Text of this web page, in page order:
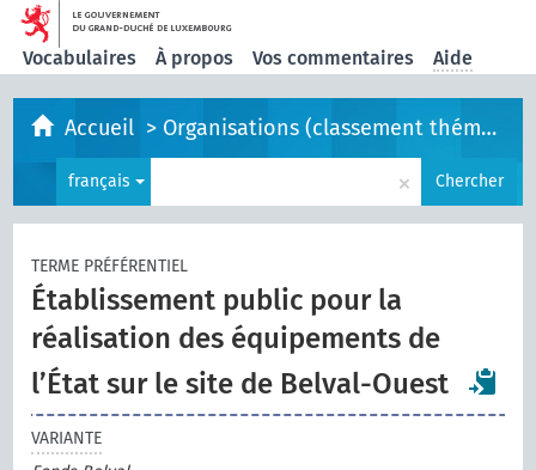
Vocabulaires À propos Vos commentaires Aide
Accueil > Organisations (classement thématique)
français × Chercher
TERME PRÉFÉRENTIEL
Établissement public pour la
réalisation des équipements de
l’État sur le site de Belval-Ouest
VARIANTE